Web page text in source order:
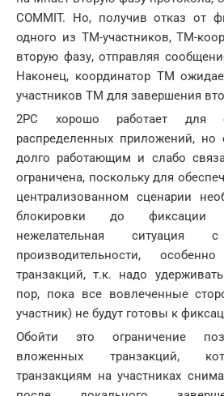
COMMIT. Но, получив отказ от
одного из TM-участников, TM-
вторую фазу, отправляя
Наконец, координатор TM
участников TM для завершения
2PC хорошо работает для
распределенных приложений, но
долго работающим и слабо
ограничена, поскольку для
централизованном сценарии
блокировки до фиксации
нежелательная ситуация
производительности,
транзакций, т.к. надо
пор, пока все вовлеченные
участник) не будут готовы к
Обойти это ограничение
вложенных транзакций,
транзакциям на участниках